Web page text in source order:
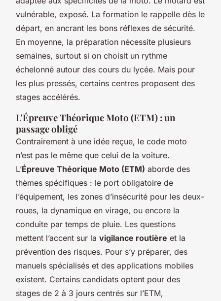
vulnérable, exposé. La formation le rappelle dès le
départ, en ancrant les bons réflexes de sécurité.
En moyenne, la préparation nécessite plusieurs
semaines, surtout si on choisit un rythme
échelonné autour des cours du lycée. Mais pour
les plus pressés, certains centres proposent des
stages accélérés.
L'Épreuve Théorique Moto (ETM) : un
passage obligé
Contrairement à une idée reçue, le code moto
n’est pas le même que celui de la voiture.
L’Épreuve Théorique Moto (ETM) aborde des
thèmes spécifiques : le port obligatoire de
l’équipement, les zones d’insécurité pour les deux-
roues, la dynamique en virage, ou encore la
conduite par temps de pluie. Les questions
mettent l’accent sur la vigilance routière et la
prévention des risques. Pour s’y préparer, des
manuels spécialisés et des applications mobiles
existent. Certains candidats optent pour des
stages de 2 à 3 jours centrés sur l’ETM,